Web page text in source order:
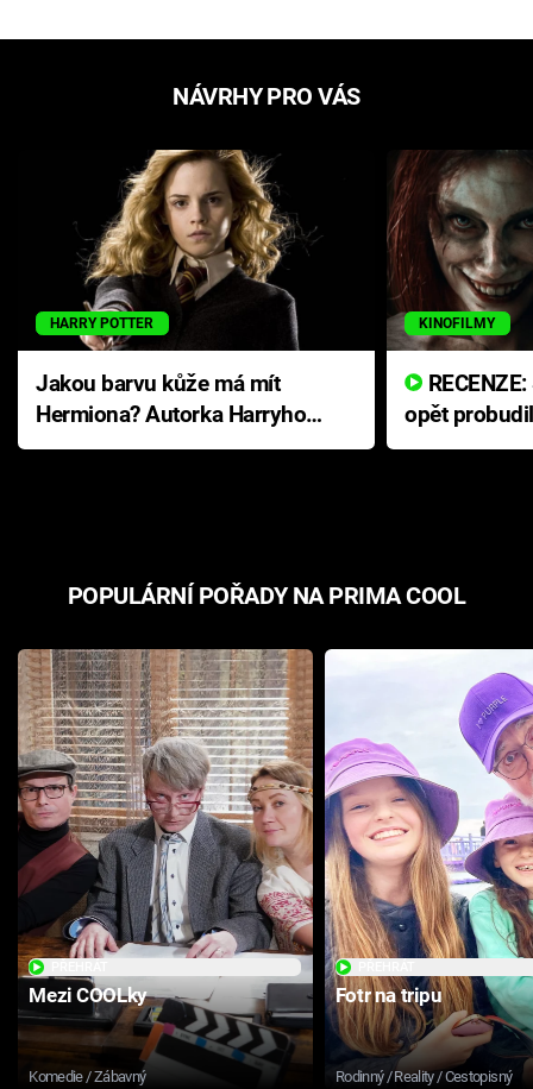
NÁVRHY PRO VÁS
HARRY POTTER
Jakou barvu kůže má mít
Hermiona? Autorka Harryho
Pottera přišla s ráznou
KINOFILMY
opět
přichází s
POPULÁRNÍ POŘADY NA PRIMA COOL
Mezi COOLky
Komedie / Zábavný
Fotr na tripu
Rodinný / Reality / Cestopisný